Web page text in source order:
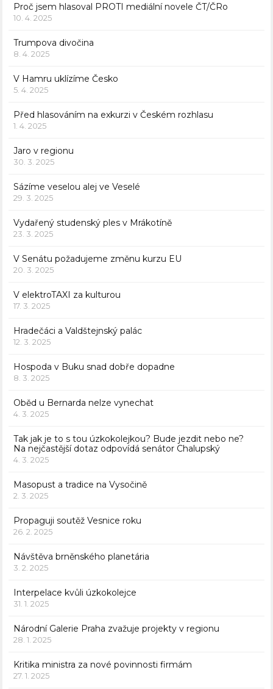
Proč jsem hlasoval PROTI mediální novele ČT/ČRo
10. 4. 2025
Trumpova divočina
8. 4. 2025
V Hamru uklízíme Česko
5. 4. 2025
Před hlasováním na exkurzi v Českém rozhlasu
1. 4. 2025
Jaro v regionu
30. 3. 2025
Sázíme veselou alej ve Veselé
29. 3. 2025
Vydařený studenský ples v Mrákotíně
23. 3. 2025
V Senátu požadujeme změnu kurzu EU
20. 3. 2025
V elektroTAXI za kulturou
17. 3. 2025
Hradečáci a Valdštejnský palác
12. 3. 2025
Hospoda v Buku snad dobře dopadne
8. 3. 2025
Oběd u Bernarda nelze vynechat
4. 3. 2025
Tak jak je to s tou úzkokolejkou? Bude jezdit nebo ne?
Na nejčastější dotaz odpovídá senátor Chalupský
4. 3. 2025
Masopust a tradice na Vysočině
2. 3. 2025
Propaguji soutěž Vesnice roku
26. 2. 2025
Návštěva brněnského planetária
3. 2. 2025
Interpelace kvůli úzkokolejce
31. 1. 2025
Národní Galerie Praha zvažuje projekty v regionu
28. 1. 2025
Kritika ministra za nové povinnosti firmám
27. 1. 2025